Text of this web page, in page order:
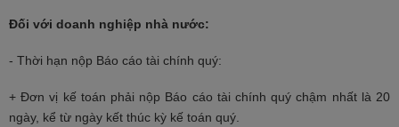
Đối với doanh nghiệp nhà nước:
- Thời hạn nộp Báo cáo tài chính quý:
+ Đơn vị kế toán phải nộp Báo cáo tài chính quý chậm nhất là 20
ngày, kể từ ngày kết thúc kỳ kế toán quý.